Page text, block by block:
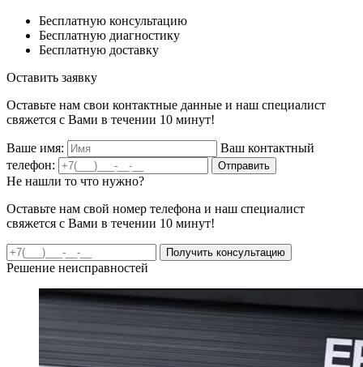
Бесплатную консультацию
Бесплатную диагностику
Бесплатную доставку
Оставить заявку
Оставьте нам свои контактные данные и наш специалист
свяжется с Вами в течении 10 минут!
Ваше имя:
Ваш контактный
телефон:
Отправить
Не нашли то что нужно?
Оставьте нам свой номер телефона и наш специалист
свяжется с Вами в течении 10 минут!
Получить консультацию
Решение неисправностей